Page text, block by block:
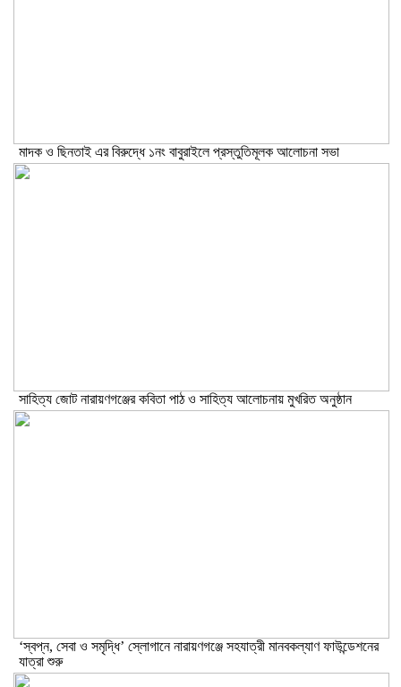
মাদক ও ছিনতাই এর বিরুদ্ধে ১নং বাবুরাইলে প্রস্তুতিমূলক আলোচনা সভা
সাহিত্য জোট নারায়ণগঞ্জের কবিতা পাঠ ও সাহিত্য আলোচনায় মুখরিত অনুষ্ঠান
‘স্বপ্ন, সেবা ও সমৃদ্ধি’ স্লোগানে নারায়ণগঞ্জে সহযাত্রী মানবকল্যাণ ফাউন্ডেশনের
যাত্রা শুরু